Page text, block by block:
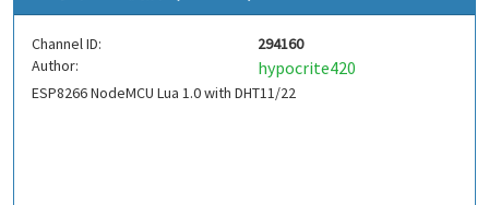
Channel ID:
294160
Author:
hypocrite420
ESP8266 NodeMCU Lua 1.0 with DHT11/22